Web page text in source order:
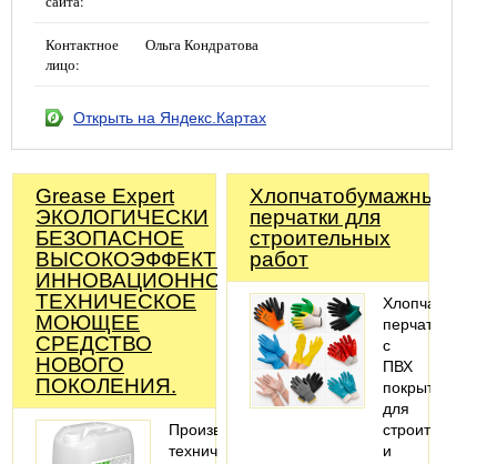
Контактное
лицо:
Ольга Кондратова
Открыть на Яндекс.Картах
Grease Expert
ЭКОЛОГИЧЕСКИ
БЕЗОПАСНОЕ
ВЫСОКОЭФФЕКТИВНОЕ
ИННОВАЦИОННОЕ
ТЕХНИЧЕСКОЕ
МОЮЩЕЕ
СРЕДСТВО
НОВОГО
ПОКОЛЕНИЯ.
Производство
технических
Хлопчатобумажные
перчатки для
строительных
работ
перчатки
с
ПВХ
покрытием
для
строительных
и